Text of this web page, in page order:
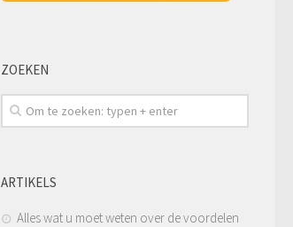
ZOEKEN
ARTIKELS
Alles wat u moet weten over de voordelen